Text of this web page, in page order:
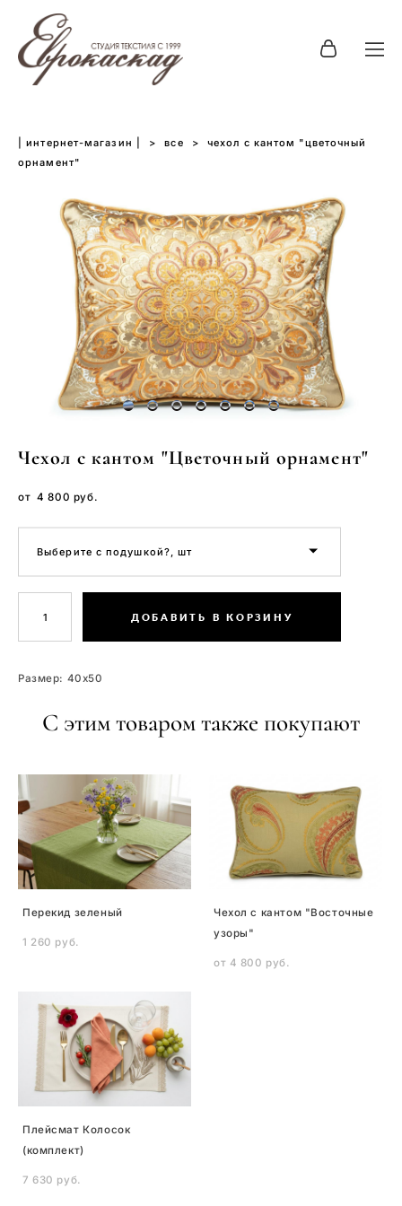
| интернет-магазин | > все >
чехол с кантом "цветочный
орнамент"
Чехол с кантом "Цветочный орнамент"
от 4 800 pуб.
Выберите с подушкой?, шт
ДОБАВИТЬ В КОРЗИНУ
Размер: 40x50
С этим товаром также покупают
Перекид зеленый
1 260 pуб.
Чехол с кантом "Восточные
узоры"
от 4 800 pуб.
Плейсмат Колосок
(комплект)
7 630 pуб.